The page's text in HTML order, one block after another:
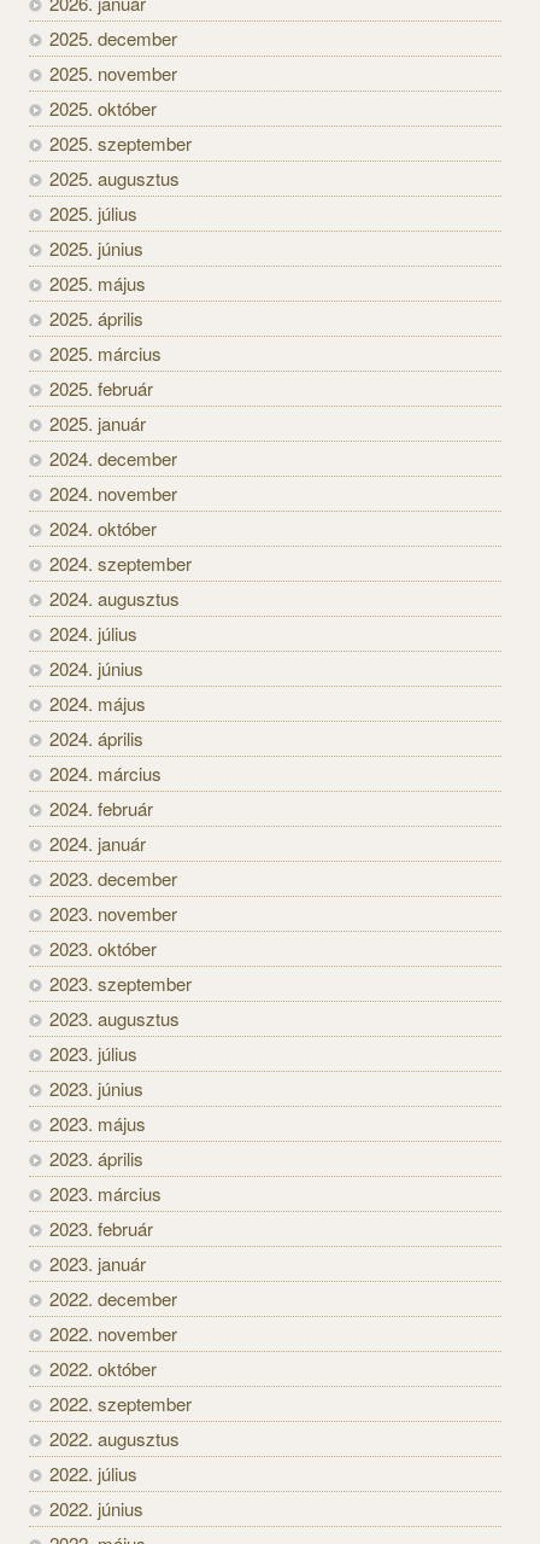
2025. december
2025. november
2025. október
2025. szeptember
2025. augusztus
2025. július
2025. június
2025. május
2025. április
2025. március
2025. február
2025. január
2024. december
2024. november
2024. október
2024. szeptember
2024. augusztus
2024. július
2024. június
2024. május
2024. április
2024. március
2024. február
2024. január
2023. december
2023. november
2023. október
2023. szeptember
2023. augusztus
2023. július
2023. június
2023. május
2023. április
2023. március
2023. február
2023. január
2022. december
2022. november
2022. október
2022. szeptember
2022. augusztus
2022. július
2022. június